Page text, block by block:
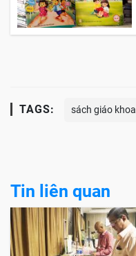
TAGS: sách giáo khoa
Tin liên quan